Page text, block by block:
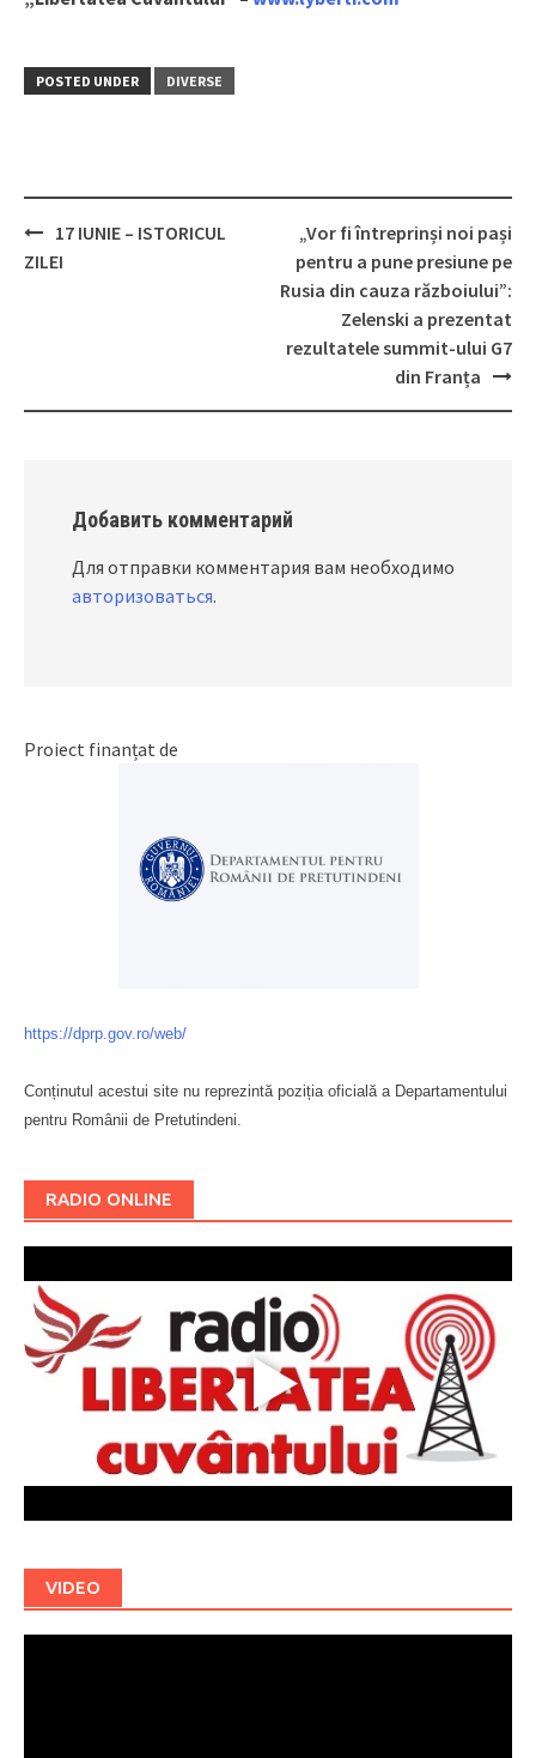
POSTED UNDER DIVERSE
Post
17 IUNIE – ISTORICUL
ZILEI
„Vor fi întreprinși noi pași
pentru a pune presiune pe
Rusia din cauza războiului”:
Zelenski a prezentat
rezultatele summit-ului G7
din Franța
Добавить комментарий
Для отправки комментария вам необходимо
авторизоваться.
Proiect finanțat de
https://dprp.gov.ro/web/
Conținutul acestui site nu reprezintă poziția oficială a Departamentului
pentru Românii de Pretutindeni.
RADIO ONLINE
VIDEO